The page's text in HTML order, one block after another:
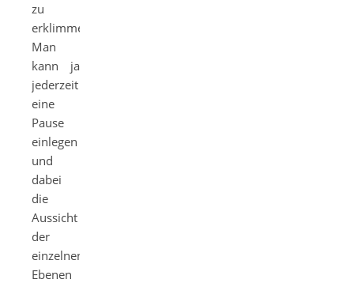
zu
erklimmen.
Man
kann ja
jederzeit
eine
Pause
einlegen
und
dabei
die
Aussicht
der
einzelnen
Ebenen